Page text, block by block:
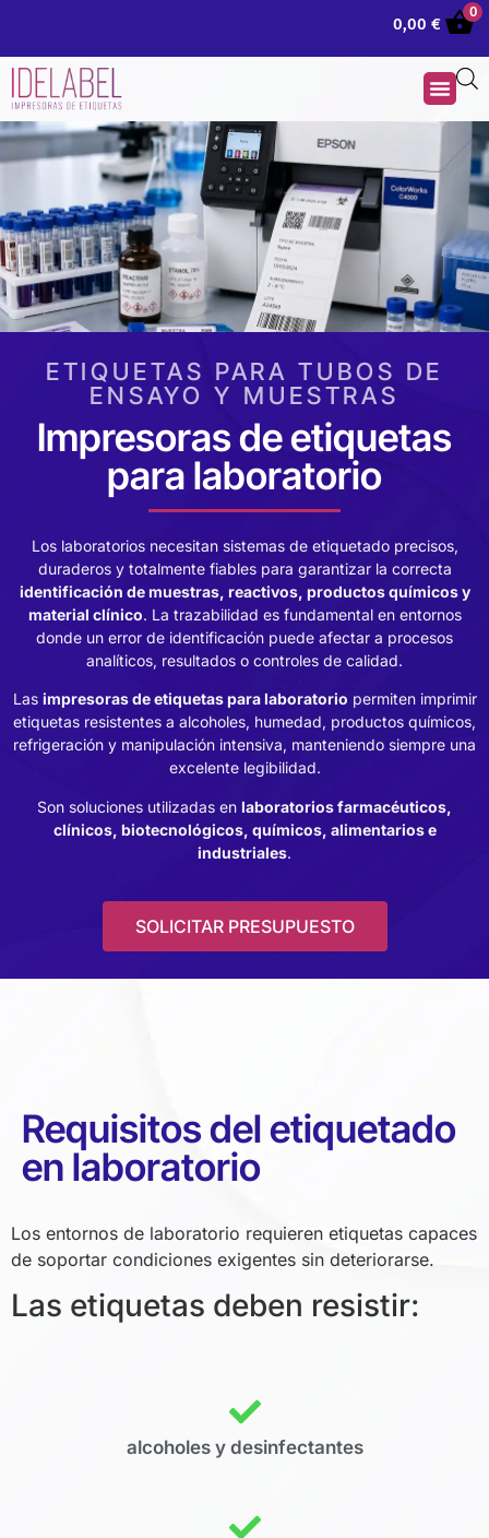
0,00 €
0
ETIQUETAS PARA TUBOS DE
ENSAYO Y MUESTRAS
Impresoras de etiquetas
para laboratorio
Los laboratorios necesitan sistemas de etiquetado precisos,
duraderos y totalmente fiables para garantizar la correcta
identificación de muestras, reactivos, productos químicos y
material clínico. La trazabilidad es fundamental en entornos
donde un error de identificación puede afectar a procesos
analíticos, resultados o controles de calidad.
Las impresoras de etiquetas para laboratorio permiten imprimir
etiquetas resistentes a alcoholes, humedad, productos químicos,
refrigeración y manipulación intensiva, manteniendo siempre una
excelente legibilidad.
Son soluciones utilizadas en laboratorios farmacéuticos,
clínicos, biotecnológicos, químicos, alimentarios e
industriales.
SOLICITAR PRESUPUESTO
Requisitos del etiquetado
en laboratorio
Los entornos de laboratorio requieren etiquetas capaces
de soportar condiciones exigentes sin deteriorarse.
Las etiquetas deben resistir:
alcoholes y desinfectantes